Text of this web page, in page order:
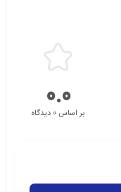
0.0بر اساس 0 دیدگاه